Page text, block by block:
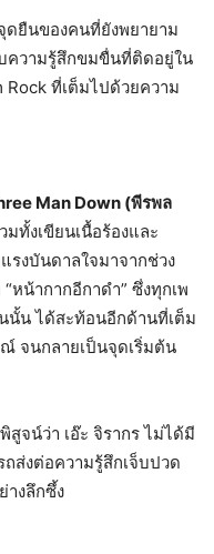
ดยืนของคนที่ยังพยายาม
ความรู้สึกขมขื่นที่ติดอยู่ใน
ที่เต็มไปด้วยความ
Man Down (พีรพล
ทั้งเขียนเนื้อร้องและ
รงบันดาลใจมาจากช่วง
“หน้ากากอีกาดำ” ซึ่งทุกเพ
นนั้น ได้สะท้อนอีกด้านที่เต็ม
จนกลายเป็นจุดเริ่มต้น
สูจน์ว่า เอ๊ะ จิรากร ไม่ได้มี
ถส่งต่อความรู้สึกเจ็บปวด
งลึกซึ้ง